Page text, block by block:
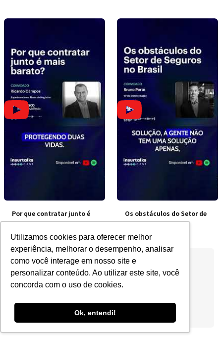
Utilizamos cookies para oferecer melhor
experiência, melhorar o desempenho, analisar
como você interage em nosso site e
personalizar conteúdo. Ao utilizar este site, você
concorda com o uso de cookies.
Ok, entendi!
Por que contratar junto é
mais barato?
Os obstáculos do Setor de
Seguros no Brasil